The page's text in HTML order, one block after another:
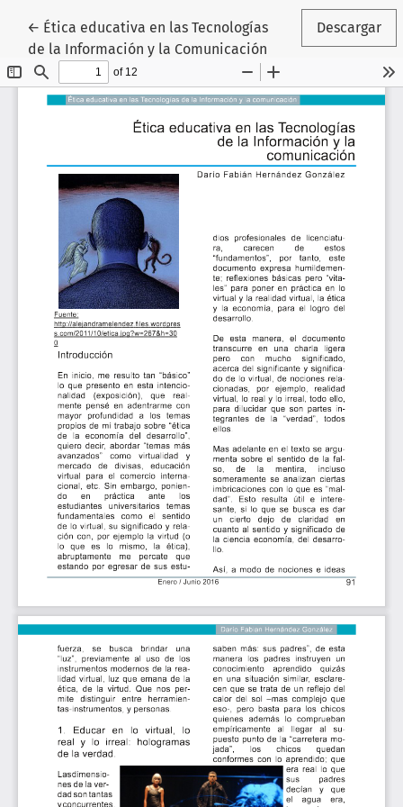
← Volver a los detalles del artículo
Ética educativa en las Tecnologías
de la Información y la Comunicación
Descargar